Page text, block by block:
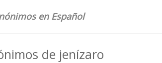
en Español
de jenízaro